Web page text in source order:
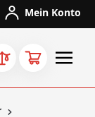
Mein Konto